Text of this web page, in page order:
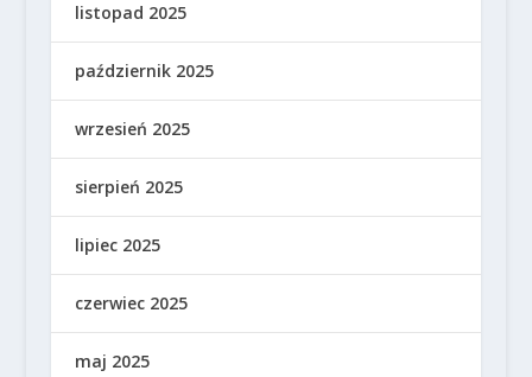
listopad 2025
październik 2025
wrzesień 2025
sierpień 2025
lipiec 2025
czerwiec 2025
maj 2025